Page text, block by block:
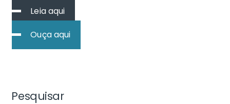
Leia aqui
Ouça aqui
Pesquisar